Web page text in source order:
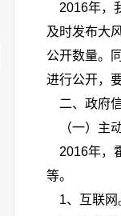
2016年，
及时发布大
公开数量。
进行公开，
二、政府
（一）主
2016年，
等。
1、互联网